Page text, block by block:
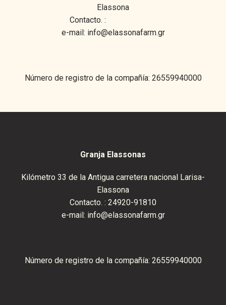
Elassona
Contacto. :
e-mail: info@elassonafarm.gr
Número de registro de la compañía: 26559940000
Granja Elassonas
Kilómetro 33 de la Antigua carretera nacional Larisa-
Elassona
Contacto. : 24920-91810
e-mail: info@elassonafarm.gr
Número de registro de la compañía: 26559940000